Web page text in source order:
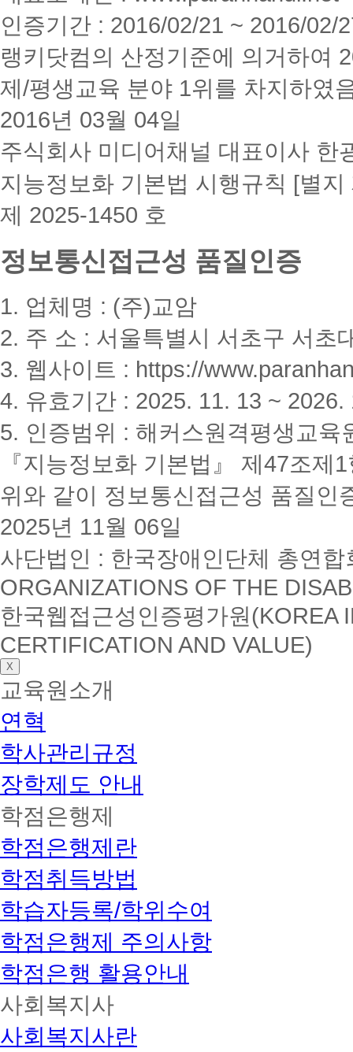
인증기간 : 2016/02/21 ~ 2016/02/
랭키닷컴의 산정기준에 의거하여
제/평생교육 분야 1위를 차지하였
2016년 03월 04일
주식회사 미디어채널 대표이사 한
지능정보화 기본법 시행규칙 [별지
제 2025-1450 호
정보통신접근성 품질인증
1. 업체명 : (주)교암
2. 주 소 : 서울특별시 서초구 서초
3. 웹사이트 : https://
4. 유효기간 : 2025. 11. 13 ~ 2026.
5. 인증범위 : 해커스원격평생교육
『지능정보화 기본법』 제47조
위와 같이 정보통신접근성 품질인
2025년 11월 06일
사단법인 : 한국장애인단체 총연
ORGANIZATIONS OF THE
한국웹접근성인증평가원(KOREA
CERTIFICATION AND VALUE)
X
교육원소개
연혁
학사관리규정
장학제도 안내
학점은행제
학점은행제란
학점취득방법
학습자등록/학위수여
학점은행제 주의사항
학점은행 활용안내
사회복지사
사회복지사란